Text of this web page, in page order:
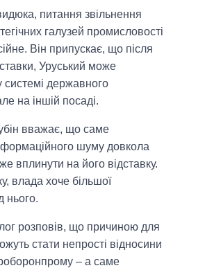
питання звільнення
галузей промисловості
Він припускає, що після
Уруський може
системі державного
на іншій посаді.
вважає, що саме
шуму довкола
вплинути на його відставку.
влада хоче більшої
нього.
розповів, що причиною для
стати непрості відносини
– а саме